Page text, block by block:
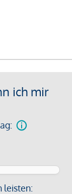
ich mir
leisten: